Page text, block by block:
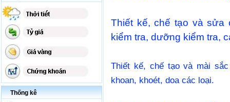
Thống kê
Thiết kế, chế tạo và sửa
kiểm tra, dưỡng kiểm tra,
Thiết kế, chế tạo và mài
khoan, khoét, doa các loại.